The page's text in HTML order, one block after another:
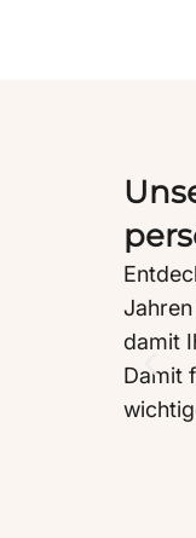
damit
Damit